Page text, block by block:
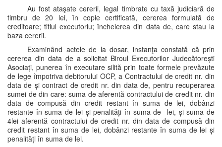
Au fost ataşate cererii, legal timbrate cu taxă judiciară de
timbru de 20 lei, în copie certificată, cererea formulată de
creditoare; titlul executoriu; încheierea din data de, care stau la
baza cererii.
Examinând actele de la dosar, instanţa constată că prin
cererea din data de a solicitat Biroul Executorilor Judecătorești
Asociați, punerea în executare silită prin toate formele prevăzute
de lege împotriva debitorului OCP, a Contractului de credit nr. din
data de și contract de credit nr. din data de, pentru recuperarea
sumei de din care: suma de aferentă contractului de credit nr. din
data de compusă din credit restant în suma de lei, dobânzi
restante în suma de lei și penalități în suma de lei, și suma de
4lei aferentă contractului de credit nr. din data de compusă din
credit restant în suma de lei, dobânzi restante în suma de lei și
penalități în suma de lei.